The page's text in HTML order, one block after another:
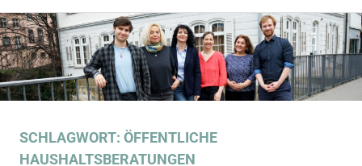
Zum
Inhalt
springen
Linke
SÖS
Tierschutz
der
Fraktion
Die
Linke
SÖS
Gemeinderat
Stuttgart
SCHLAGWORT: ÖFFENTLICHE
HAUSHALTSBERATUNGEN